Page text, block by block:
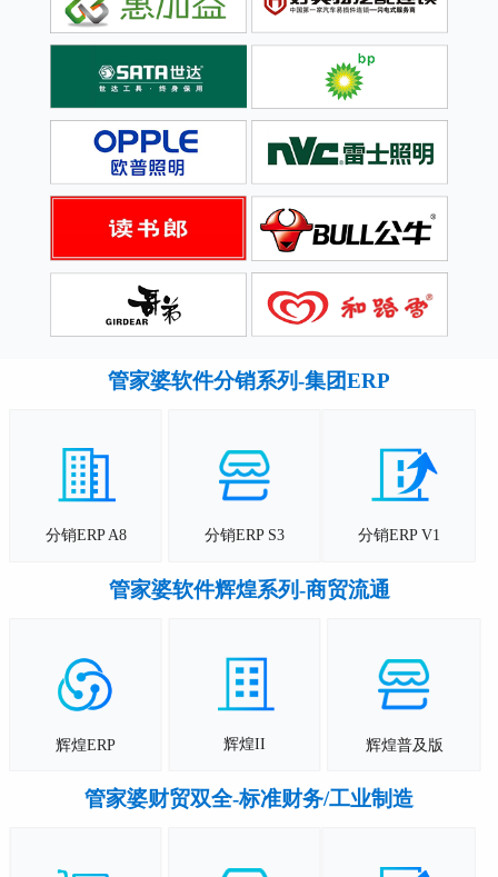
管家婆软件分销系列-集团ERP
分销ERP A8 分销ERP S3 分销ERP V1
管家婆软件辉煌系列-商贸流通
辉煌ERP 辉煌II 辉煌普及版
管家婆财贸双全-标准财务/工业制造